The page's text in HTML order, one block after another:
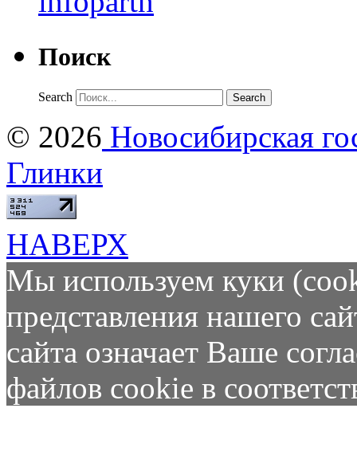
Поиск
Search
© 2026 Новосибирская
Глинки
НАВЕРХ
Мы используем куки
представления нашего
сайта означает Ваше
файлов cookie в